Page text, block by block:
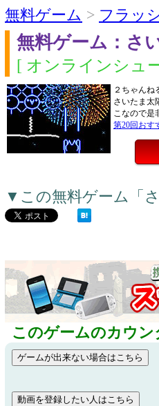
無料ゲーム > フラッ
無料ゲーム：さ
[ オンラインシュ
２ちゃんね
さいたま太
こなので是
第20回おす
▼この無料ゲーム「
このゲームのカウン